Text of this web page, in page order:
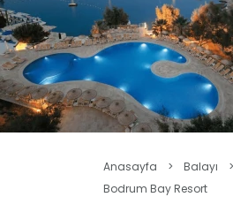
Anasayfa > Balayı >
Bodrum Bay Resort